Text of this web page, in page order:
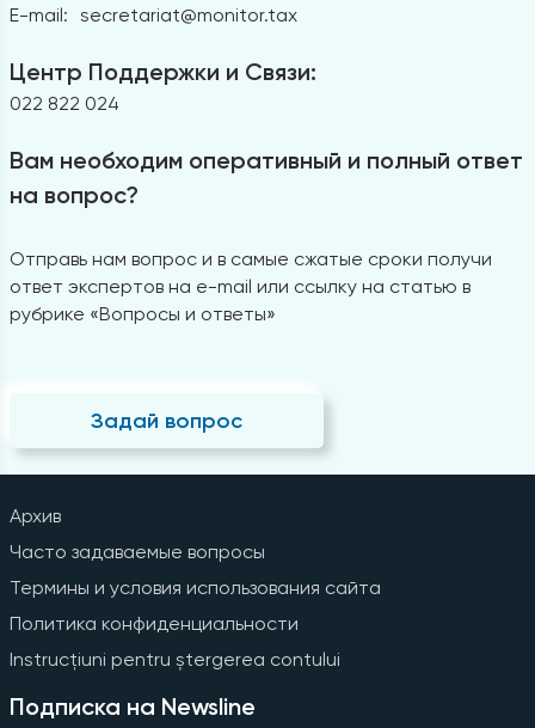
E-mail: secretariat@monitor.tax
Центр Поддержки и Связи:
022 822 024
Вам необходим оперативный и полный ответ
на вопрос?
Отправь нам вопрос и в самые сжатые сроки получи
ответ экспертов на e-mail или ссылку на статью в
рубрике «Вопросы и ответы»
Задай вопрос
Архив
Часто задаваемые вопросы
Термины и условия использования сайта
Политика конфиденциальности
Instrucțiuni pentru ștergerea contului
Подписка на Newsline